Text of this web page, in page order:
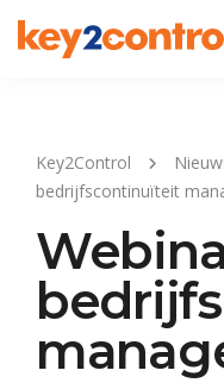
Key2Control
bedrijfscontinuïteit